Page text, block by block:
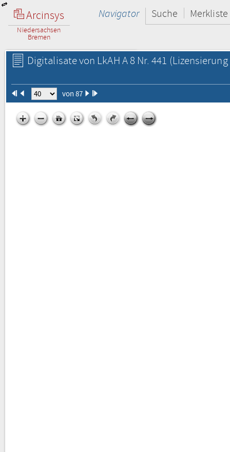
Arcinsys
Niedersachsen
Bremen
Navigator Suche Merkliste
Digitalisate von LkAH A 8 Nr. 441
von 87